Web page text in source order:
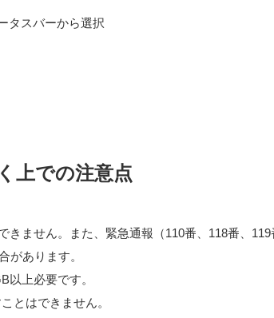
タスバーから選択
上での注意点
きません。また、緊急通報（110番、118番、
があります。
以上必要です。
とはできません。